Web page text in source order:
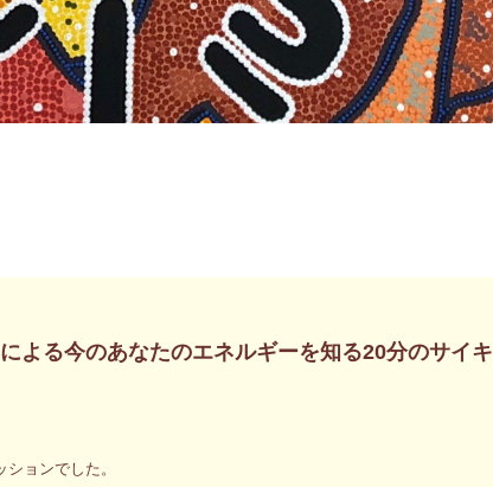
よる今のあなたのエネルギーを知る20分のサイ
ョンでした。